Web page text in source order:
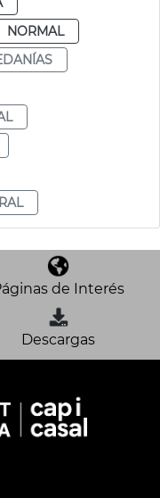
NORMAL
de Interés
Descargas